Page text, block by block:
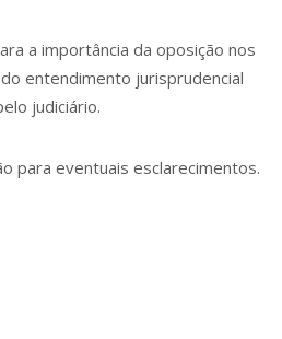
a importância da oposição nos
entendimento jurisprudencial
judiciário.
para eventuais esclarecimentos.